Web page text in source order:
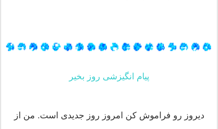
پیام انگیزشی روز بخیر
دیروز رو فراموش کن امروز روز جدیدی است. من از